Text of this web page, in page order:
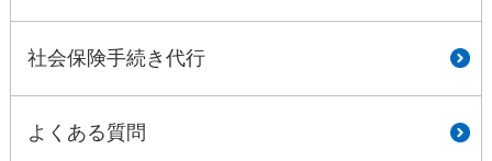
社会保険手続き代行
よくある質問